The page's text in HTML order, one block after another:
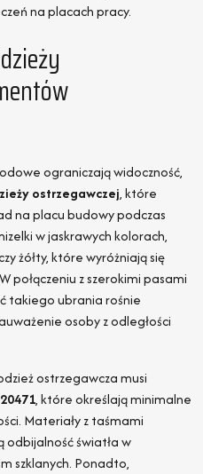
na placach pracy.
ograniczają widoczność,
ostrzegawczej, które
na placu budowy podczas
w jaskrawych kolorach,
żółty, które wyróżniają się
połączeniu z szerokimi pasami
takiego ubrania rośnie
osoby z odległości
ostrzegawcza musi
, które określają minimalne
Materiały z taśmami
odbijalność światła w
szklanych. Ponadto,